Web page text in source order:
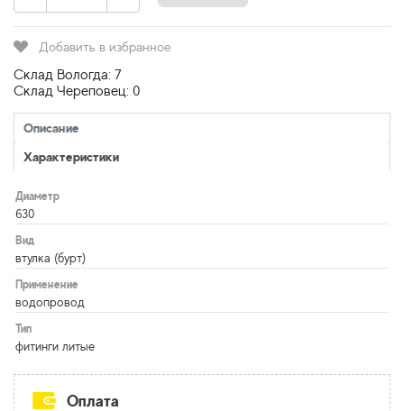
Добавить в избранное
Склад Вологда: 7
Склад Череповец: 0
Описание
Характеристики
Диаметр
630
Вид
втулка (бурт)
Применение
водопровод
Тип
фитинги литые
Оплата